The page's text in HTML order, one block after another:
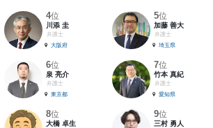
4位
川添 圭
弁護士
大阪府
5位
加藤 善大
弁護士
埼玉県
6位
泉 亮介
弁護士
東京都
7位
竹本 真紀
弁護士
愛知県
8位
大橋 卓生
9位
三村 勇人